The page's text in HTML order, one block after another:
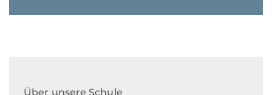
Über unsere Schule